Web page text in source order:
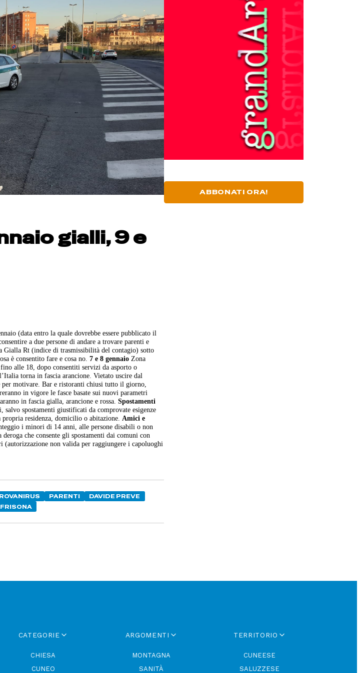
gialli, 9 e
(data entro la quale dovrebbe essere pubblicato il
a due persone di andare a trovare parenti e
Gialla Rt (indice di trasmissibilità del contagio) sotto
è consentito fare e cosa no.7 e 8 gennaioZona
alle 18, dopo consentiti servizi da asporto o
torna in fascia arancione. Vietato uscire dal
per motivare. Bar e ristoranti chiusi tutto il giorno,
in vigore le fasce basate sui nuovi parametri
in fascia gialla, arancione e rossa.Spostamenti
spostamenti giustificati da comprovate esigenze
propria residenza, domicilio o abitazione.Amici e
i minori di 14 anni, alle persone disabili o non
deroga che consente gli spostamenti dai comuni con
(autorizzazione non valida per raggiungere i capoluoghi
PARENTI
DAVIDE PREVE
FRISONA
ABBONATI ORA!
CATEGORIE
CHIESA
CUNEO
ARGOMENTI
MONTAGNA
SANITÀ
TERRITORIO
CUNEESE
SALUZZESE